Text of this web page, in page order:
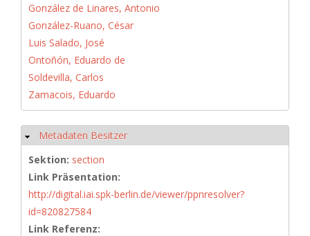
González de Linares, Antonio
González-Ruano, César
Luis Salado, José
Ontoñón, Eduardo de
Soldevilla, Carlos
Zamacois, Eduardo
Hide
Metadaten Besitzer
Sektion: section
Link Präsentation:
http://digital.iai.spk-berlin.de/viewer/ppnresolver?
id=820827584
Link Referenz: